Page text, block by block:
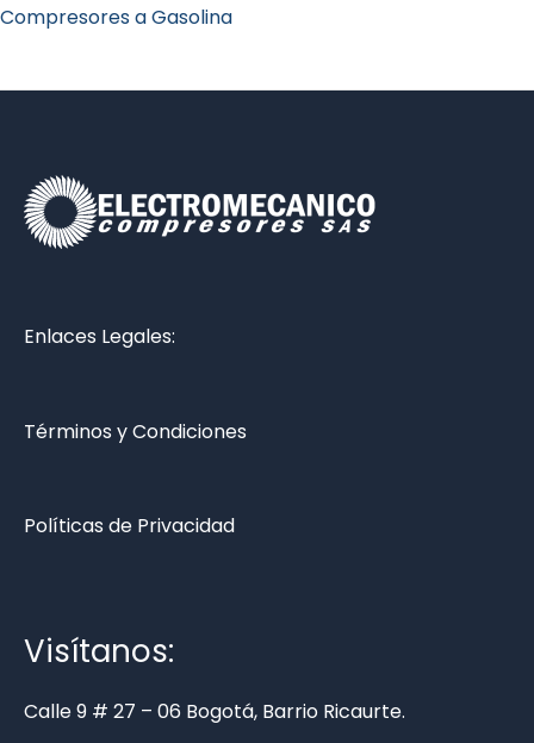
Compresores a Gasolina
Enlaces Legales:
Términos y Condiciones
Políticas de Privacidad
Visítanos:
Calle 9 # 27 – 06 Bogotá, Barrio Ricaurte.